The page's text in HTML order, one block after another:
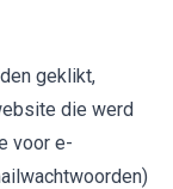
geklikt,
die werd
voor e-